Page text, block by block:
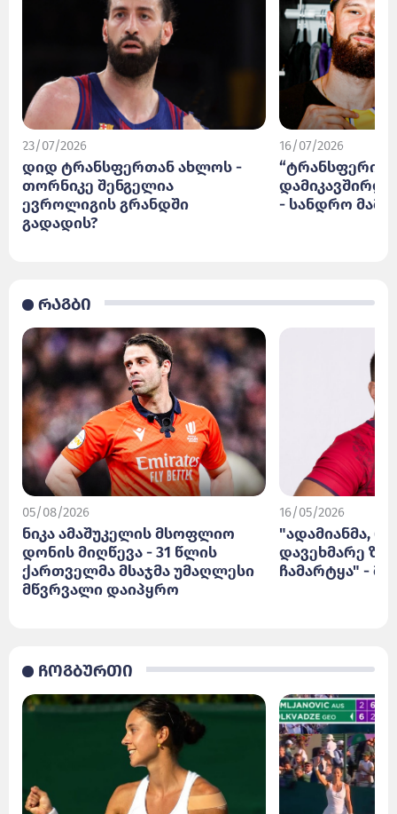
23/07/2026
დიდ ტრანსფერთან ახლოს -
თორნიკე შენგელია
ევროლიგის გრანდში
გადადის?
16/07/2026
“ტრანსფერის
დამიკავშირდა
- სანდრო
რაგბი
05/08/2026
ნიკა ამაშუკელის მსოფლიო
დონის მიღწევა - 31 წლის
ქართველმა მსაჯმა უმაღლესი
მწვრვალი დაიპყრო
16/05/2026
"ადამიანმა,
დავეხმარე
ჩამარტყა" -
ჩოგბურთი